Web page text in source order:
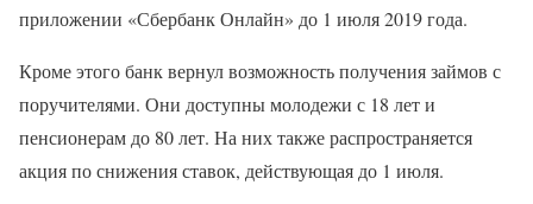
приложении «Сбербанк Онлайн» до 1 июля 2019 года.
Кроме этого банк вернул возможность получения займов с
поручителями. Они доступны молодежи с 18 лет и
пенсионерам до 80 лет. На них также распространяется
акция по снижения ставок, действующая до 1 июля.